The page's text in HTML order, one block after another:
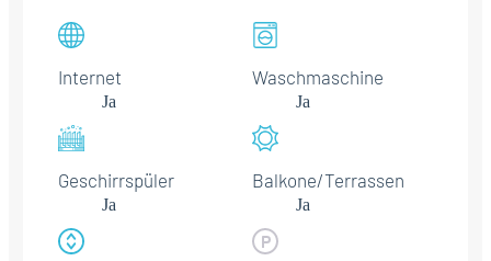
Internet
Ja
Waschmaschine
Ja
Geschirrspüler
Ja
Balkone/Terrassen
Ja